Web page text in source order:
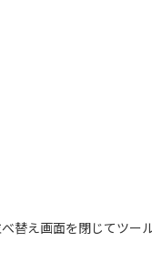
替え画面を閉じてツー